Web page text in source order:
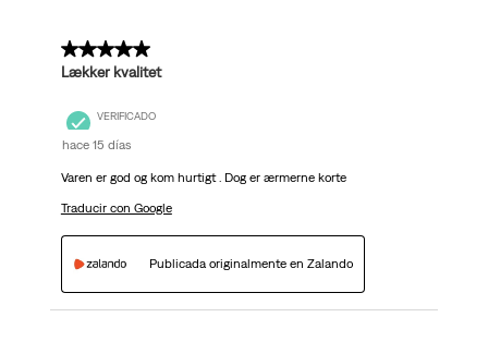
5 de 5 estrellas.
Lækker kvalitet
VERIFICADO
hace 15 días
Varen er god og kom hurtigt . Dog er ærmerne korte
Traducir con Google
Publicada originalmente en Zalando